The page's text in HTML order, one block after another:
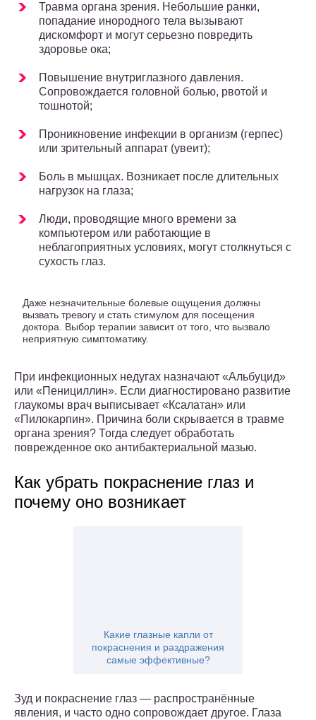
Травма органа зрения. Небольшие ранки,
попадание инородного тела вызывают
дискомфорт и могут серьезно повредить
здоровье ока;
Повышение внутриглазного давления.
Сопровождается головной болью, рвотой и
тошнотой;
Проникновение инфекции в организм (герпес)
или зрительный аппарат (увеит);
Боль в мышцах. Возникает после длительных
нагрузок на глаза;
Люди, проводящие много времени за
компьютером или работающие в
неблагоприятных условиях, могут столкнуться с
сухость глаз.
Даже незначительные болевые ощущения должны
вызвать тревогу и стать стимулом для посещения
доктора. Выбор терапии зависит от того, что вызвало
неприятную симптоматику.
При инфекционных недугах назначают «Альбуцид»
или «Пенициллин». Если диагностировано развитие
глаукомы врач выписывает «Ксалатан» или
«Пилокарпин». Причина боли скрывается в травме
органа зрения? Тогда следует обработать
поврежденное око антибактериальной мазью.
Как убрать покраснение глаз и
почему оно возникает
Какие глазные капли от
покраснения и раздражения
самые эффективные?
Зуд и покраснение глаз — распространённые
явления, и часто одно сопровождает другое. Глаза